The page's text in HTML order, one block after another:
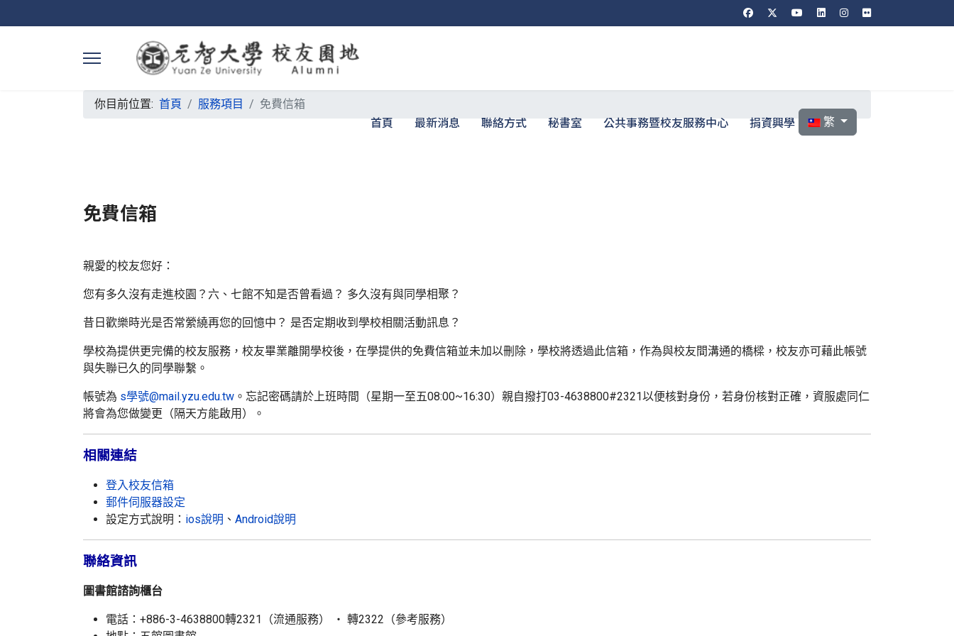
首頁 最新消息 聯絡方式 秘書室 公共事務暨校友服務中心 捐資興學 選擇你的語言
繁
你目前位置: 首頁 服務項目 免費信箱
免費信箱
親愛的校友您好：
您有多久沒有走進校園？六、七館不知是否曾看過？ 多久沒有與同學相聚？
昔日歡樂時光是否常縈繞再您的回憶中？ 是否定期收到學校相關活動訊息？
學校為提供更完備的校友服務，校友畢業離開學校後，在學提供的免費信箱並未加以刪除，學校將透過此信箱，作為與校友間溝通的橋樑，校友亦可藉此帳號
與失聯已久的同學聯繫。
帳號為 s學號@mail.yzu.edu.tw 。忘記密碼請於上班時間（星期一至五08:00~16:30）親自撥打03-4638800#2321以便核對身份，若身份核對正確，資服處同仁
將會為您做變更（隔天方能啟用）。
相關連結
登入校友信箱
郵件伺服器設定
設定方式說明： ios說明 、 Android說明
聯絡資訊
圖書館諮詢櫃台
電話：+886-3-4638800轉2321（流通服務） ‧ 轉2322（參考服務）